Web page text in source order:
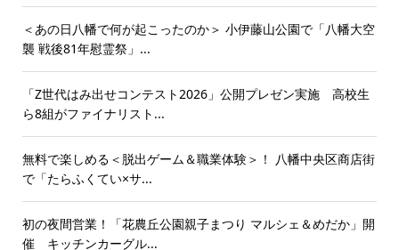
＜あの日八幡で何が起こったのか＞ 小伊藤山公園で「八幡大空
襲 戦後81年慰霊祭」...
「Z世代はみ出せコンテスト2026」公開プレゼン実施 高校生
ら8組がファイナリスト...
無料で楽しめる＜脱出ゲーム＆職業体験＞！ 八幡中央区商店街
で「たらふくてい×サ...
初の夜間営業！「花農丘公園親子まつり マルシェ＆めだか」開
催 キッチンカーグル...